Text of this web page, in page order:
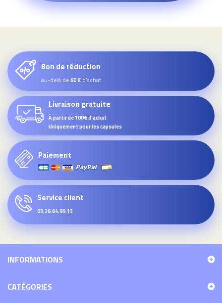
Bon de réduction
au-delà de60 € d’achat
Livraison gratuite
À partir de 100€ d'achat
Uniquement pour les capsules
Paiement
Service client
03.26.64.99.13
INFORMATIONS
CATÉGORIES